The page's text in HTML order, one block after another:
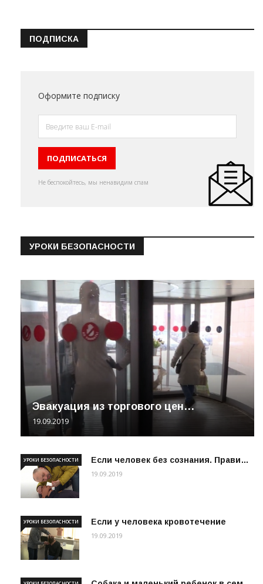
ПОДПИСКА
Оформите подписку
Не беспокойтесь, мы ненавидим спам
УРОКИ БЕЗОПАСНОСТИ
Эвакуация из торгового цен…
19.09.2019
Если человек без сознания. Прави…
УРОКИ БЕЗОПАСНОСТИ
19.09.2019
Если у человека кровотечение
УРОКИ БЕЗОПАСНОСТИ
19.09.2019